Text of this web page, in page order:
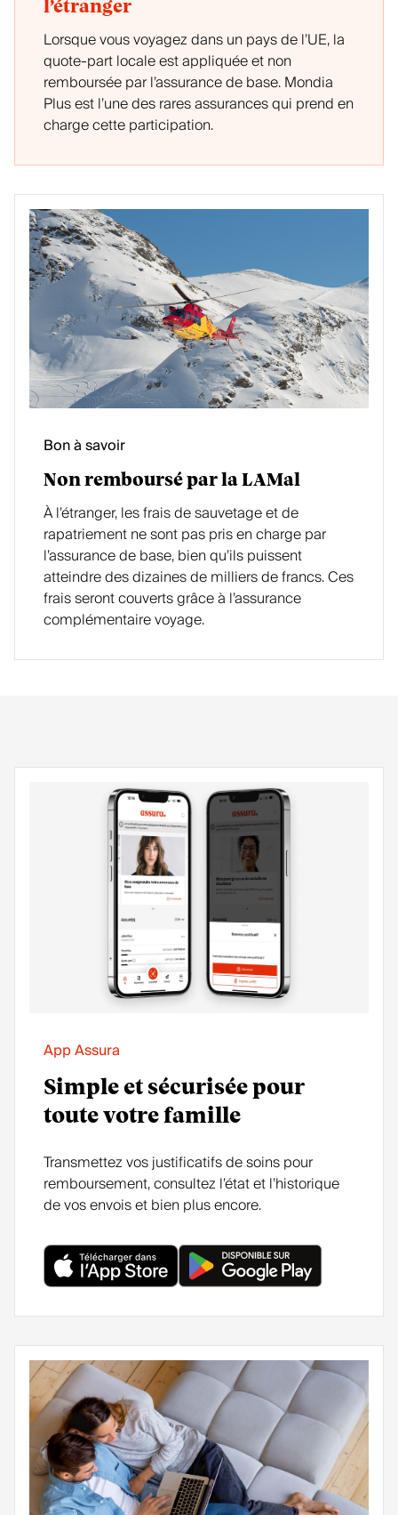
l’étranger
Lorsque vous voyagez dans un pays de l’UE, la
quote-part locale est appliquée et non
remboursée par l’assurance de base. Mondia
Plus est l’une des rares assurances qui prend en
charge cette participation.
Bon à savoir
Non remboursé par la LAMal
À l’étranger, les frais de sauvetage et de
rapatriement ne sont pas pris en charge par
l’assurance de base, bien qu’ils puissent
atteindre des dizaines de milliers de francs. Ces
frais seront couverts grâce à l’assurance
complémentaire voyage.
App Assura
Simple et sécurisée pour
toute votre famille
Transmettez vos justificatifs de soins pour
remboursement, consultez l’état et l’historique
de vos envois et bien plus encore.